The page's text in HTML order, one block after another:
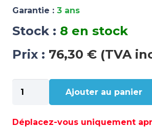
Garantie : 3 ans
Stock : 8 en stock
Prix : 76,30 € (TVA
de
BALCON
Ajouter au panier
Déplacez-vous uniquement